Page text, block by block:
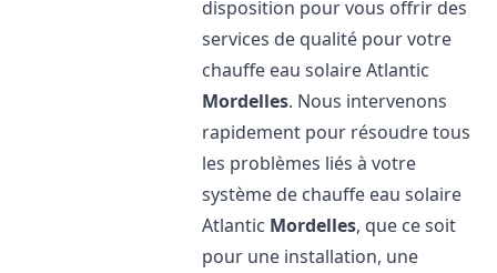
disposition pour vous offrir des
services de qualité pour votre
chauffe eau solaire Atlantic
Mordelles. Nous intervenons
rapidement pour résoudre tous
les problèmes liés à votre
système de chauffe eau solaire
Atlantic Mordelles, que ce soit
pour une installation, une